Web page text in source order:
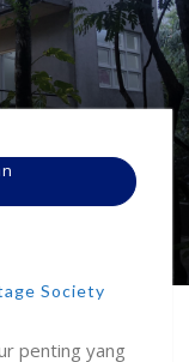
Society
penting yang